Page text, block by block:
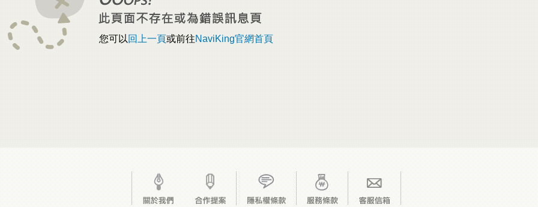
您可以 回上一頁或前往NaviKing官網首頁